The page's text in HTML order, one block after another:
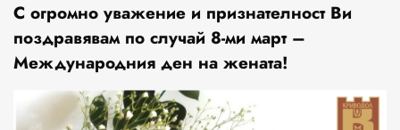
С огромно уважение и признателност Ви
поздравявам по случай 8-ми март –
Международния ден на жената!